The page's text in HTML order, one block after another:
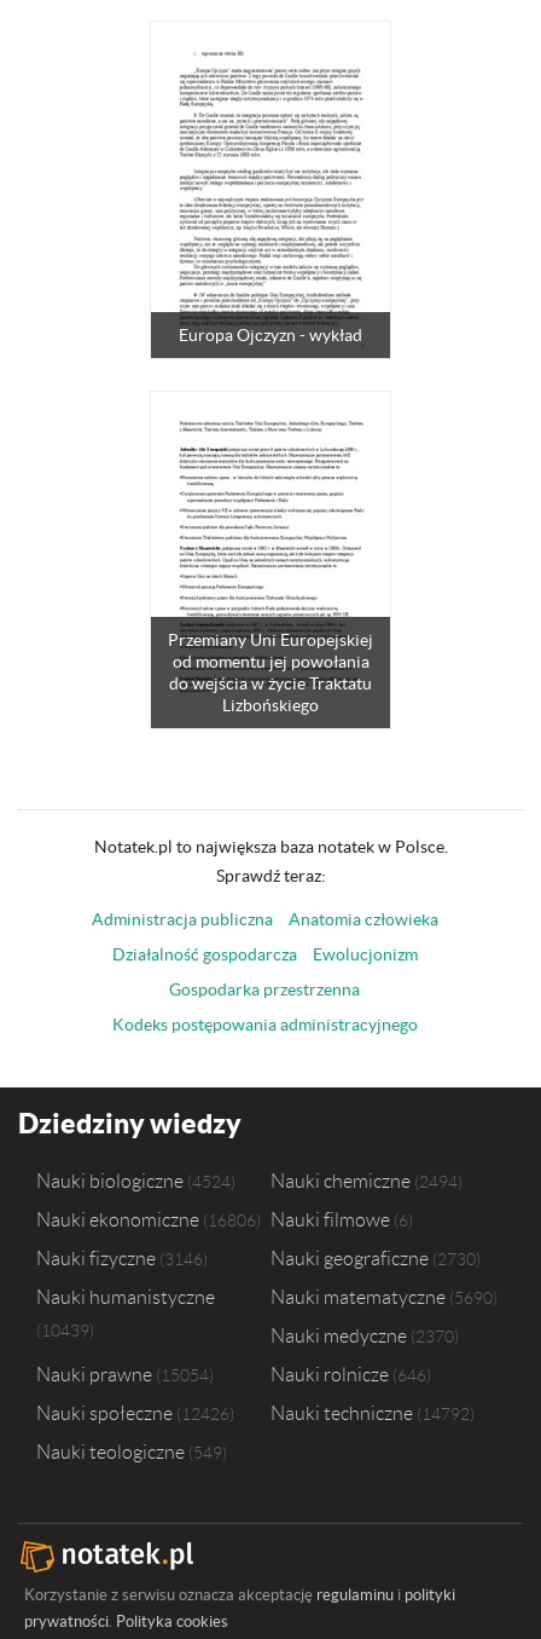
Europa Ojczyzn - wykład
Przemiany Uni Europejskiej
od momentu jej powołania
do wejścia w życie Traktatu
Lizbońskiego
Notatek.pl to największa baza notatek w Polsce.
Sprawdź teraz:
Administracja publiczna
Anatomia człowieka
Działalność gospodarcza
Ewolucjonizm
Gospodarka przestrzenna
Kodeks postępowania administracyjnego
Dziedziny wiedzy
Nauki biologiczne 4524 Nauki chemiczne 2494
Nauki ekonomiczne 16806 Nauki filmowe 6
Nauki fizyczne 3146 Nauki geograficzne 2730
Nauki humanistyczne
10439
Nauki matematyczne 5690
Nauki medyczne 2370
Nauki prawne 15054 Nauki rolnicze 646
Nauki społeczne 12426 Nauki techniczne 14792
Nauki teologiczne 549
Korzystanie z serwisu oznacza akceptację regulaminu i polityki
prywatności. Polityka cookies